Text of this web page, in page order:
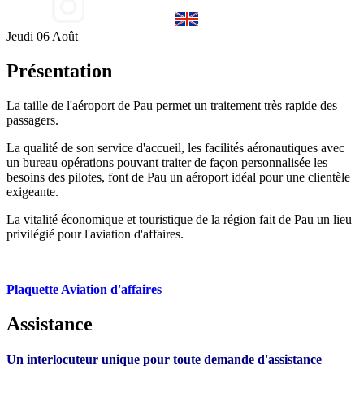
Jeudi 06 Août
Présentation
La taille de l'aéroport de Pau permet un traitement très rapide des
passagers.
La qualité de son service d'accueil, les facilités aéronautiques avec
un bureau opérations pouvant traiter de façon personnalisée les
besoins des pilotes, font de Pau un aéroport idéal pour une clientèle
exigeante.
La vitalité économique et touristique de la région fait de Pau un lieu
privilégié pour l'aviation d'affaires.
Plaquette Aviation d'affaires
Assistance
Un interlocuteur unique pour toute demande d'assistance